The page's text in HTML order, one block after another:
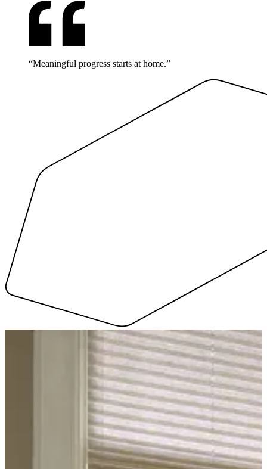
“Meaningful progress starts at home.”